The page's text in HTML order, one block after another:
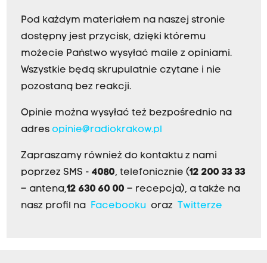
Pod każdym materiałem na naszej stronie
dostępny jest przycisk, dzięki któremu
możecie Państwo wysyłać maile z opiniami.
Wszystkie będą skrupulatnie czytane i nie
pozostaną bez reakcji.
Opinie można wysyłać też bezpośrednio na
adres opinie@radiokrakow.pl
Zapraszamy również do kontaktu z nami
poprzez SMS - 4080, telefonicznie (12 200 33 33
– antena,12 630 60 00 – recepcja), a także na
nasz profil na Facebookuoraz Twitterze